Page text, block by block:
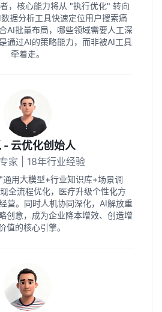
，核心能力将从 "执行优化" 转向
据分析工具快速定位用户搜索痛
AI批量布局，哪些领域需要人工深
通过AI的策略能力，而非被AI工具
牵着走。
- 云优化创始人
家 | 18年行业经验
通用大模型+行业知识库+场景调
全流程优化，医疗升级个性化方
营。同时人机协同深化，AI解放重
创意，成为企业降本增效、创造增
值的核心引擎。